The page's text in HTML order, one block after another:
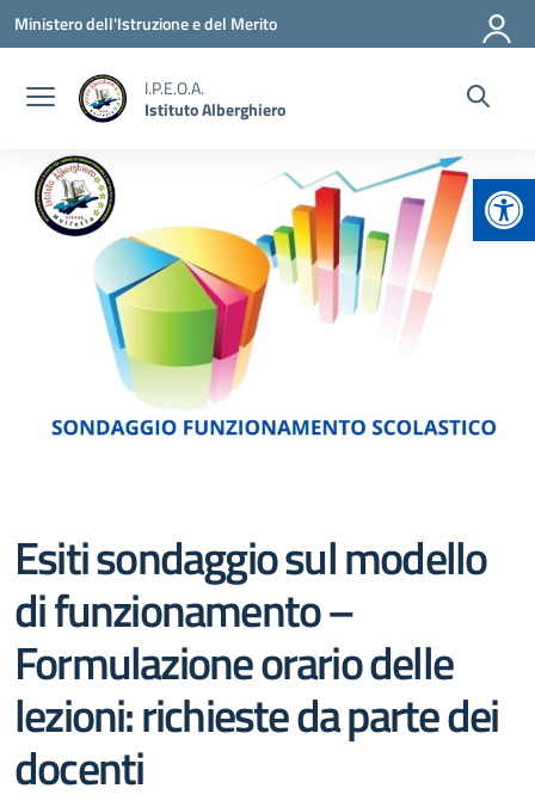
Vai ai contenuti
Vai al menu di navigazione
Vai al footer
Ministero dell'Istruzione e del Merito
I.P.E.O.A.
Istituto Alberghiero
Esiti sondaggio sul modello
di funzionamento –
Formulazione orario delle
lezioni: richieste da parte dei
docenti